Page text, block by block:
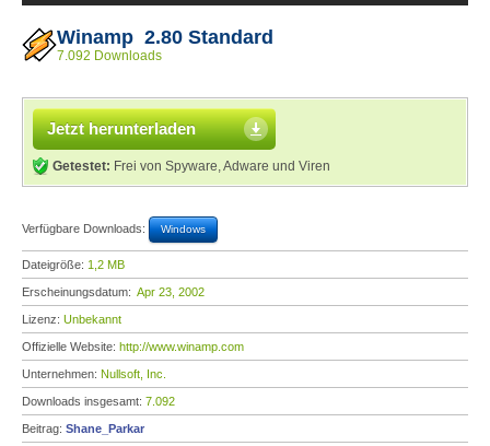
Winamp 2.80 Standard
7.092 Downloads
Jetzt herunterladen
Getestet: Frei von Spyware, Adware und Viren
Verfügbare Downloads: Windows
Dateigröße: 1,2 MB
Erscheinungsdatum: Apr 23, 2002
Lizenz: Unbekannt
Offizielle Website: http://www.winamp.com
Unternehmen: Nullsoft, Inc.
Downloads insgesamt: 7.092
Beitrag: Shane_Parkar